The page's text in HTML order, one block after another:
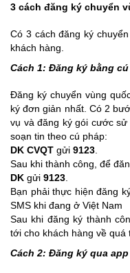
3 cách đăng ký chuyển
Có 3 cách đăng ký
khách hàng.
Cách 1: Đăng ký bằng
Đăng ký chuyển vùng
ký đơn giản nhất. Có 2
vụ và đăng ký gói cước
soạn tin theo cú pháp:
DK CVQT gửi 9123
Sau khi thành công, để
DK gửi 9123
Bạn phải thực hiện đăng
SMS khi đang ở Việt Nam
Sau khi đăng ký thành
tới cho khách hàng về quá
Cách 2: Đăng ký qua app